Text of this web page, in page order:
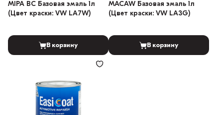
MIPA BC Базовая эмаль 1л
(Цвет краски: VW LA7W)
В корзину
MACAW Базовая эмаль 1л
(Цвет краски: VW LA3G)
В корзину